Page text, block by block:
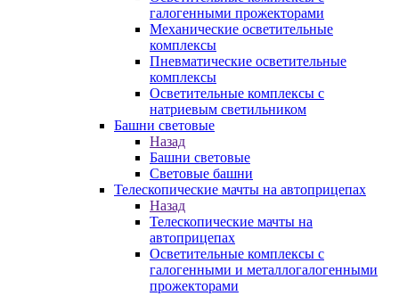
галогенными прожекторами
Механические осветительные
комплексы
Пневматические осветительные
комплексы
Осветительные комплексы с
натриевым светильником
Башни световые
Назад
Башни световые
Световые башни
Телескопические мачты на автоприцепах
Назад
Телескопические мачты на
автоприцепах
Осветительные комплексы с
галогенными и металлогалогенными
прожекторами